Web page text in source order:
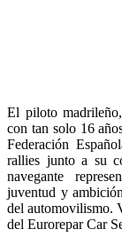
El piloto madrileño,
con tan solo 16
Federación
rallies junto a su
navegante
juventud y
del automovilismo.
del Eurorepar Car